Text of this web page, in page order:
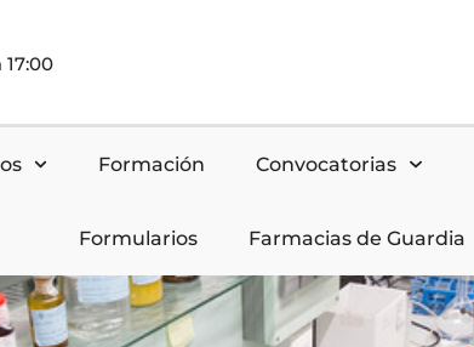
Formación Convocatorias
Formularios Farmacias de Guardia